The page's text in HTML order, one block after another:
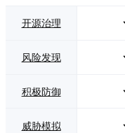
开源治理
风险发现
积极防御
威胁模拟